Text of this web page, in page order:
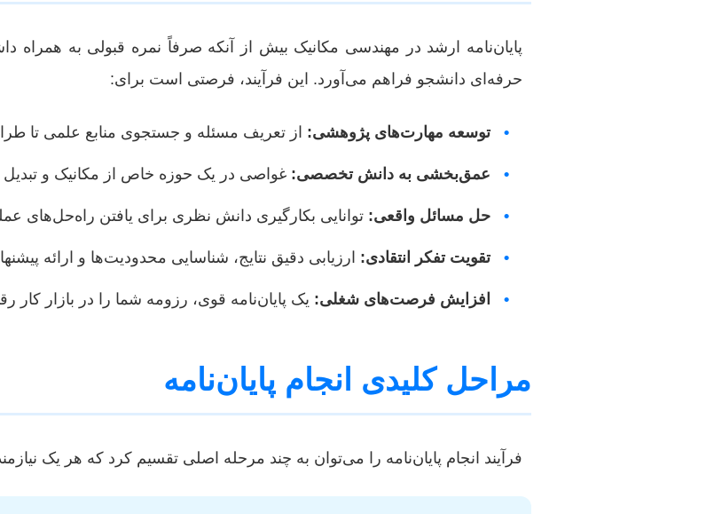
پایان‌نامه ارشد در مهندسی مکانیک بیش از آنکه صرفاً نمره قبولی به
حرفه‌ای دانشجو فراهم می‌آورد. این فرآیند، فرصتی است برای:
• توسعه مهارت‌های پژوهشی: از تعریف مسئله و جستجوی منابع علمی تا
• عمق‌بخشی به دانش تخصصی: غواصی در یک حوزه خاص از مکانیک و
• حل مسائل واقعی: توانایی بکارگیری دانش نظری برای یافتن راه‌حل‌های
• تقویت تفکر انتقادی: ارزیابی دقیق نتایج، شناسایی محدودیت‌ها و ارائه
• افزایش فرصت‌های شغلی: یک پایان‌نامه قوی، رزومه شما را در بازار
مراحل کلیدی انجام پایان‌نامه
فرآیند انجام پایان‌نامه را می‌توان به چند مرحله اصلی تقسیم کرد که هر یک